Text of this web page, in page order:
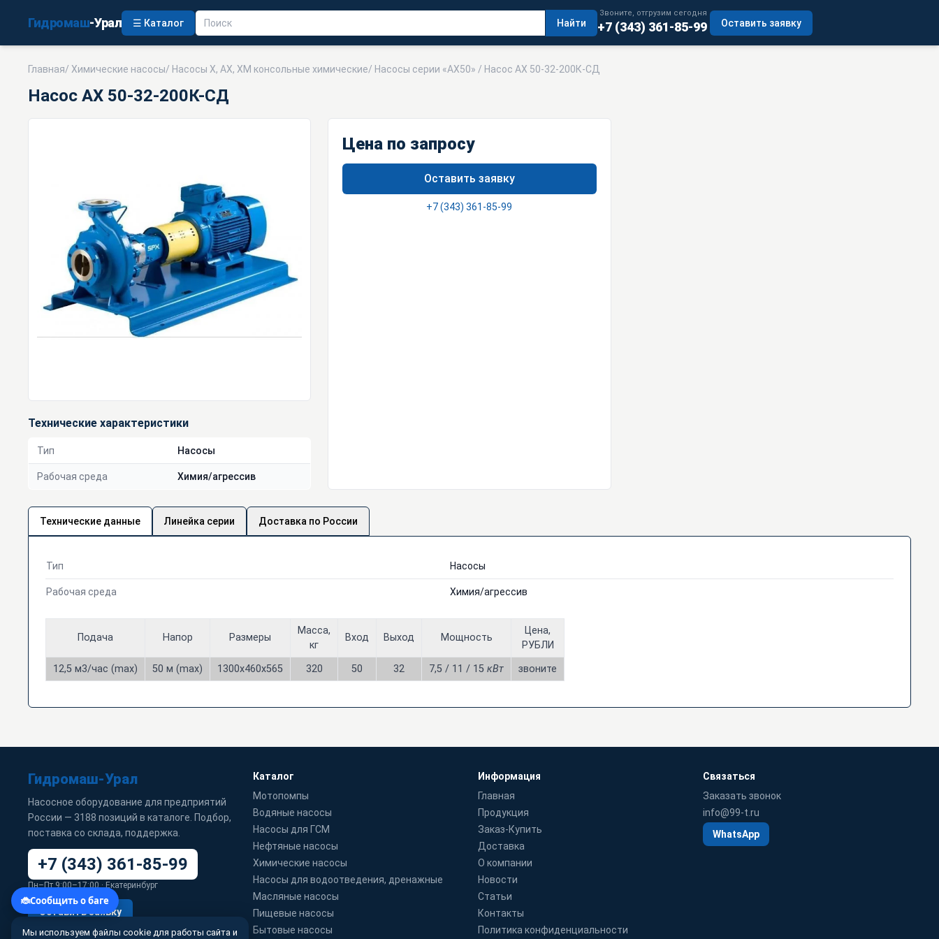
Гидромаш-Урал ☰ Каталог Найти
Звоните, отгрузим сегодня
+7 (343) 361-85-99 Оставить заявку
Главная/ Химические насосы/ Насосы Х, АХ, ХМ консольные химические/ Насосы серии «АХ50» / Насос АХ 50-32-200К-СД
Насос АХ 50-32-200К-СД
Технические характеристики
Тип Насосы
Рабочая среда Химия/агрессив
Цена по запросу
Оставить заявку
+7 (343) 361-85-99
Технические данные Линейка серии Доставка по России
Тип Насосы
Рабочая среда Химия/агрессив
Подача Напор Размеры
Масса,
кг
Вход Выход Мощность
Цена,
РУБЛИ
12,5 м3/час (max)
50 м (max) 1300х460х565 320 50 32 7,5 / 11 / 15 кВт звоните
Гидромаш-Урал
Насосное оборудование для предприятий
России — 3188 позиций в каталоге. Подбор,
поставка со склада, поддержка.
+7 (343) 361-85-99
Пн–Пт 9:00–17:00 · Екатеринбург
Оставить заявку
Каталог
Мотопомпы
Водяные насосы
Насосы для ГСМ
Нефтяные насосы
Химические насосы
Насосы для водоотведения, дренажные
Масляные насосы
Пищевые насосы
Бытовые насосы
Информация
Главная
Продукция
Заказ-Купить
Доставка
О компании
Новости
Статьи
Контакты
Политика конфиденциальности
Связаться
Заказать звонок
info@99-t.ru
WhatsApp
Мы используем файлы cookie для работы сайта и